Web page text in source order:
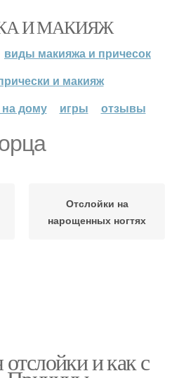
И МАКИЯЖ
виды макияжа и причесок
и макияж
дому
игры отзывы
Отслойки на
нарощенных ногтях
и как с